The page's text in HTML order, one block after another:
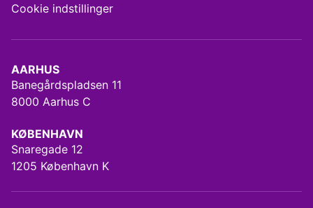
AARHUS
Banegårdspladsen 11
8000 Aarhus C
KØBENHAVN
Snaregade 12
1205 København K
Cookie indstillinger